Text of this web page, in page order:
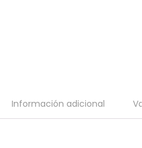
Información adicional